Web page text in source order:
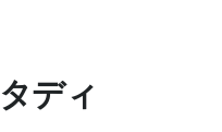
ディ